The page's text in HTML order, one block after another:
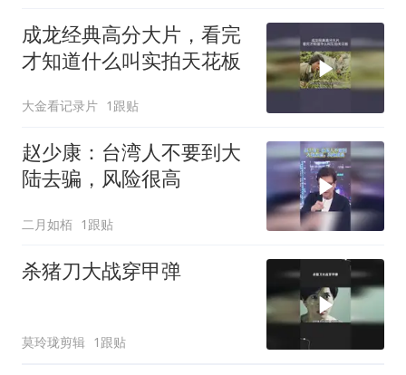
成龙经典高分大片，看完
才知道什么叫实拍天花板
大金看记录片 1跟贴
赵少康：台湾人不要到大
陆去骗，风险很高
二月如栢 1跟贴
杀猪刀大战穿甲弹
莫玲珑剪辑 1跟贴